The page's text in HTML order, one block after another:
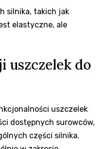
silnika, takich jak
elastyczne, ale
uszczelek do
uszczelek
dostępnych surowców,
części silnika.